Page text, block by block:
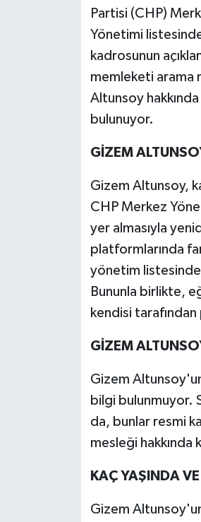
Partisi (CHP)
Yönetimi
kadrosunun
memleketi arama
Altunsoy
bulunuyor.
GİZEM
Gizem Altunsoy,
CHP Merkez
yer almasıyla
platformlarında
yönetim listesinde
Bununla birlikte,
kendisi tarafından
GİZEM
Gizem
bilgi bulunmuyor.
da, bunlar resmi
mesleği
KAÇ YAŞINDA
Gizem
KAHRAMANMARAŞ